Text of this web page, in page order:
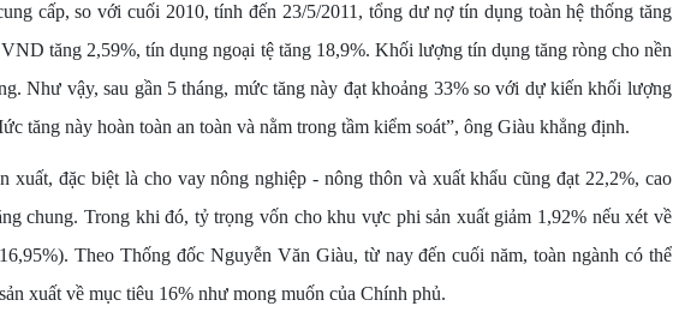
cấp, so với cuối 2010, tính đến 23/5/2011, tổng dư nợ tín dụng toàn hệ thống tăng
tăng 2,59%, tín dụng ngoại tệ tăng 18,9%. Khối lượng tín dụng tăng ròng cho nền
Như vậy, sau gần 5 tháng, mức tăng này đạt khoảng 33% so với dự kiến khối lượng
tăng này hoàn toàn an toàn và nằm trong tầm kiểm soát”, ông Giàu khẳng định.
xuất, đặc biệt là cho vay nông nghiệp - nông thôn và xuất khẩu cũng đạt 22,2%, cao
chung. Trong khi đó, tỷ trọng vốn cho khu vực phi sản xuất giảm 1,92% nếu xét về
Theo Thống đốc Nguyễn Văn Giàu, từ nay đến cuối năm, toàn ngành có thể
xuất về mục tiêu 16% như mong muốn của Chính phủ.